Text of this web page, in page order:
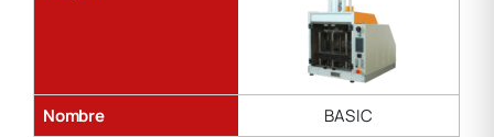
Nombre
BASIC